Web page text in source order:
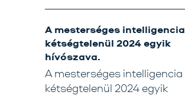
A mesterséges intelligencia
kétségtelenül 2024 egyik
hívószava.
A mesterséges intelligencia
kétségtelenül 2024 egyik